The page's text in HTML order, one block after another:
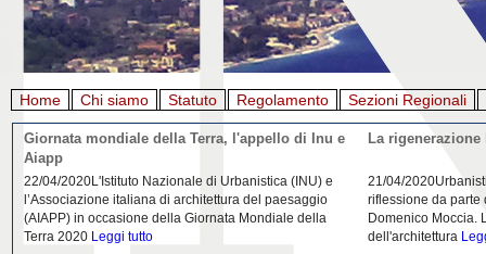
Home Chi siamo Statuto Regolamento Sezioni Regionali
Giornata mondiale della Terra, l'appello di Inu e
Aiapp
22/04/2020L'Istituto Nazionale di Urbanistica (INU) e
l’Associazione italiana di architettura del paesaggio
(AIAPP) in occasione della Giornata Mondiale della
Terra 2020 Leggi tutto
La
21/04/
riflessione da parte
Domenico Moccia.
dell'architettura